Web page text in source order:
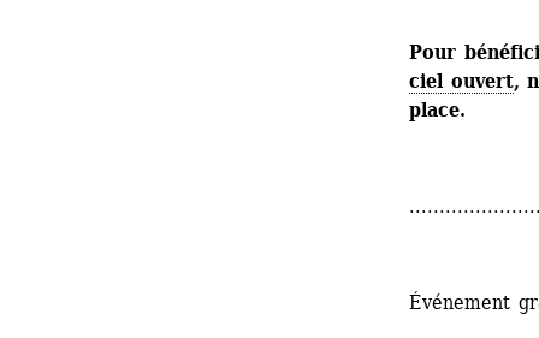
Pour
ciel ouvert,
place.
Événement